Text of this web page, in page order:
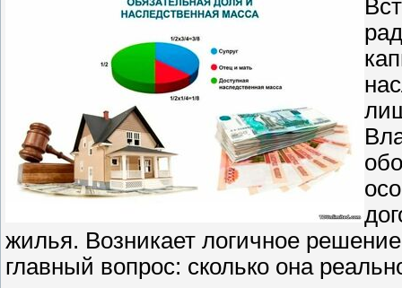
жилья. Возникает логичное
главный вопрос: сколько она